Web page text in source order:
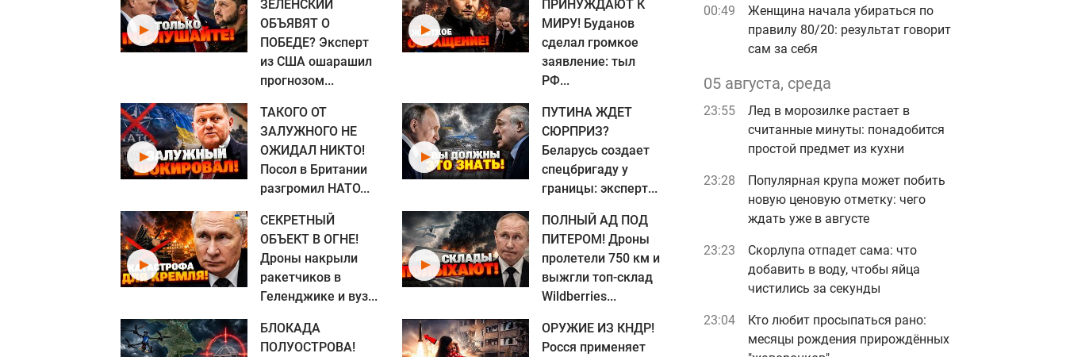
ЗЕЛЕНСКИЙ
ОБЪЯВЯТ О
ПОБЕДЕ? Эксперт
из США ошарашил
прогнозом...
ПРИНУЖДАЮТ К
МИРУ! Буданов
сделал громкое
заявление: тыл
РФ...
ТАКОГО ОТ
ЗАЛУЖНОГО НЕ
ОЖИДАЛ НИКТО!
Посол в Британии
разгромил НАТО...
ПУТИНА ЖДЕТ
СЮРПРИЗ?
Беларусь создает
спецбригаду у
границы: эксперт...
СЕКРЕТНЫЙ
ОБЪЕКТ В ОГНЕ!
Дроны накрыли
ракетчиков в
Геленджике и вуз...
ПОЛНЫЙ АД ПОД
ПИТЕРОМ! Дроны
пролетели 750 км и
выжгли топ-склад
Wildberries...
БЛОКАДА
ПОЛУОСТРОВА!
ОРУЖИЕ ИЗ КНДР!
Росся применяет
00:49
Женщина начала убираться по
правилу 80/20: результат говорит
сам за себя
05 августа, среда
23:55
Лед в морозилке растает в
считанные минуты: понадобится
простой предмет из кухни
23:28
Популярная крупа может побить
новую ценовую отметку: чего
ждать уже в августе
23:23
Скорлупа отпадет сама: что
добавить в воду, чтобы яйца
чистились за секунды
23:04
Кто любит просыпаться рано:
месяцы рождения прирождённых